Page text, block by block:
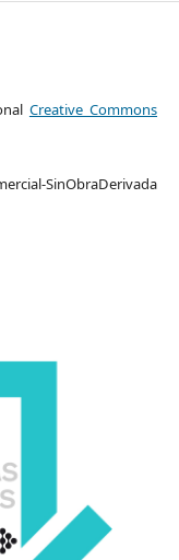
Creative Commons
SinObraDerivada